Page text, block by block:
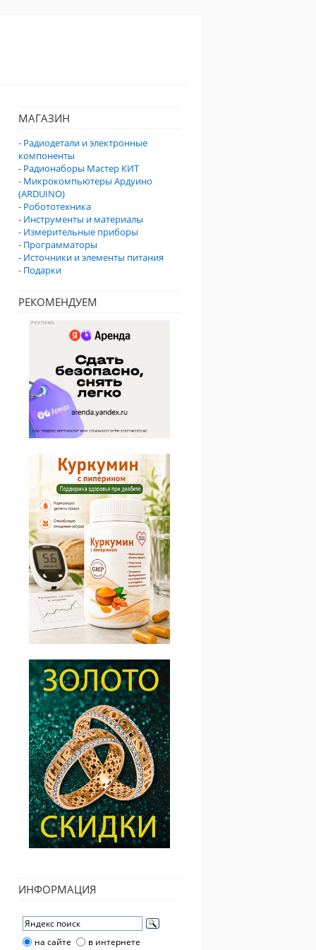
МАГАЗИН
- Радиодетали и электронные
компоненты
- Радионаборы Мастер КИТ
- Микрокомпьютеры Ардуино
(ARDUINO)
- Робототехника
- Инструменты и материалы
- Измерительные приборы
- Программаторы
- Источники и элементы питания
- Подарки
РЕКОМЕНДУЕМ
ИНФОРМАЦИЯ
на сайте в интернете